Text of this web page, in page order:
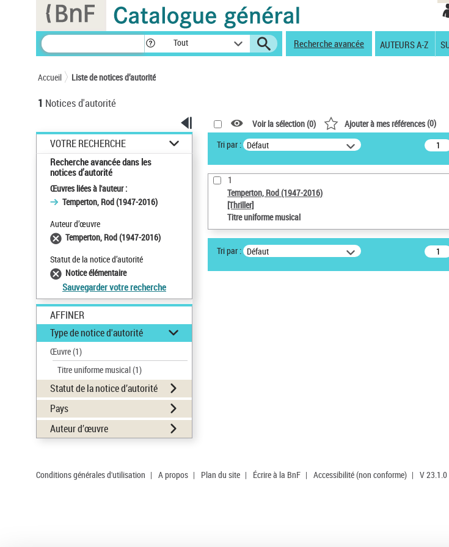
Tout Recherche avancée AUTEURS A-Z
Accueil Liste de notices d’autorité
1 Notices d'autorité
VOTRE RECHERCHE
Recherche avancée dans les
notices d’autorité
Œuvres liées à l'auteur :
Temperton, Rod (1947-2016)
Auteur d’œuvre
Temperton, Rod (1947-2016)
Statut de la notice d’autorité
Notice élémentaire
Sauvegarder votre recherche
AFFINER
Type de notice d'autorité
Œuvre(1)
Titre uniforme musical(1)
Statut de la notice d’autorité
Pays
Auteur d’œuvre
Voir la sélection (0) Ajouter à mes références(0)
Tri par : Défaut
1
Temperton, Rod (1947-2016)
[Thriller]
Titre uniforme musical
Tri par : Défaut
Conditions générales d'utilisation | A propos | Plan du site | Écrire à la BnF | Accessibilité (non conforme) | V 23.1.0
Panneau de gestion des cookies